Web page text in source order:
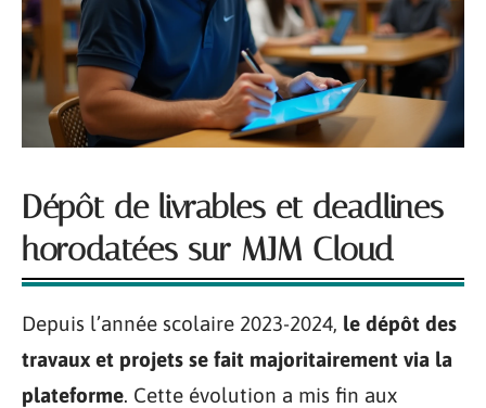
Dépôt de livrables et deadlines
horodatées sur MJM Cloud
Depuis l’année scolaire 2023-2024, le dépôt des
travaux et projets se fait majoritairement via la
plateforme. Cette évolution a mis fin aux